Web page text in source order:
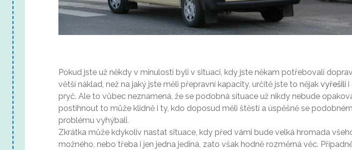
Pokud jste už někdy v minulosti byli v situaci, kdy jste někam potřebovali
větší náklad, než na jaký jste měli přepravní kapacity, určitě jste to nějak vyřešili i
pryč. Ale to vůbec neznamená, že se podobná situace už nikdy nebude
postihnout to může klidně i ty, kdo doposud měli štěstí a úspěšně se
problému vyhýbali.
Zkrátka může kdykoliv nastat situace, kdy před vámi bude velká hromada
možného, nebo třeba i jen jedna jediná, zato však hodně rozměrná věc.